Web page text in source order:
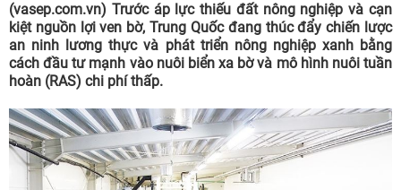
(vasep.com.vn) Trước áp lực thiếu đất nông nghiệp và cạn
kiệt nguồn lợi ven bờ, Trung Quốc đang thúc đẩy chiến lược
an ninh lương thực và phát triển nông nghiệp xanh bằng
cách đầu tư mạnh vào nuôi biển xa bờ và mô hình nuôi tuần
hoàn (RAS) chi phí thấp.